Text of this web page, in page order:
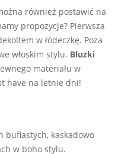
również postawić na
propozycje? Pierwsza
w łódeczkę. Poza
włoskim stylu. Bluzki
materiału w
have na letnie dni!
bufiastych, kaskadowo
w boho stylu.